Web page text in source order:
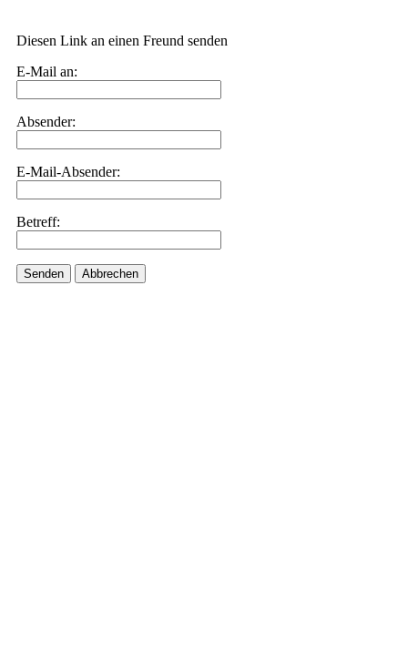
Diesen Link an einen Freund senden
E-Mail an:
Absender:
E-Mail-Absender:
Betreff:
Senden Abbrechen